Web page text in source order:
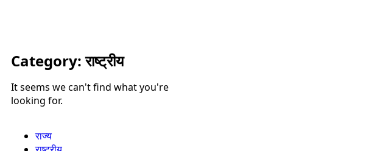
Category: राष्ट्रीय
It seems we can't find what you're
looking for.
राज्य